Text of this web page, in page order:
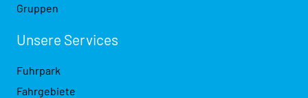
Gruppen
Unsere Services
Fuhrpark
Fahrgebiete